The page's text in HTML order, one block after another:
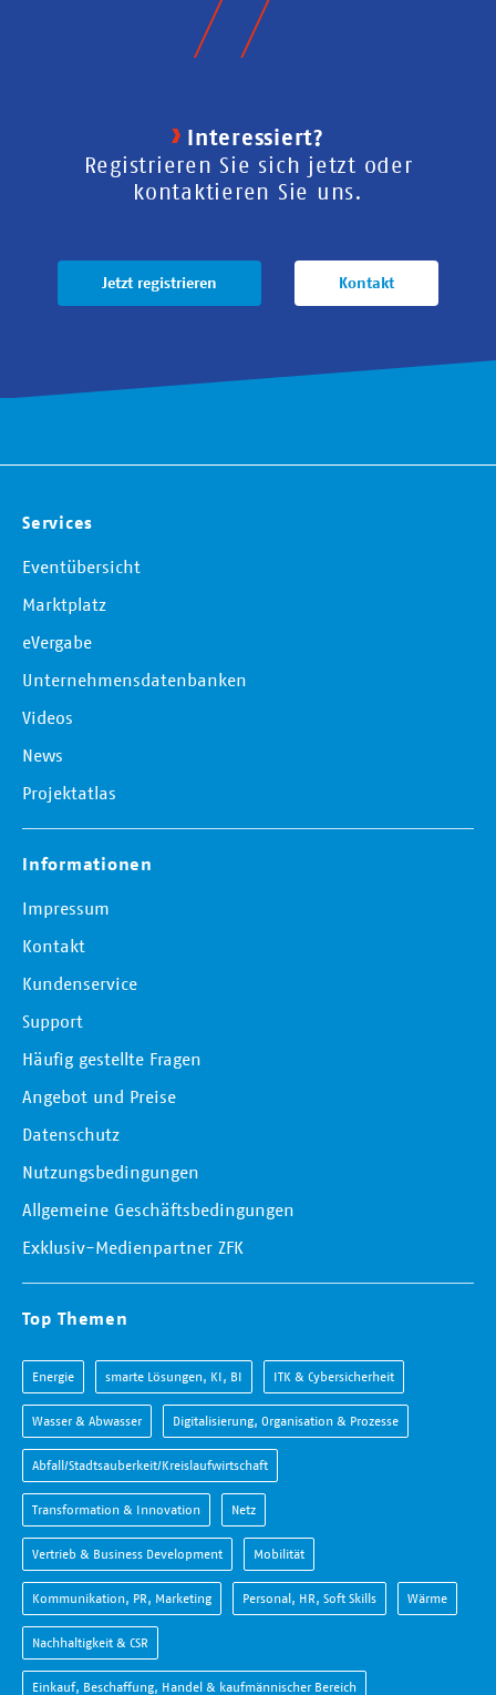
Interessiert?
Registrieren Sie sich jetzt oder
kontaktieren Sie uns.
Jetzt registrieren Kontakt
Services
Eventübersicht
Marktplatz
eVergabe
Unternehmensdatenbanken
Videos
News
Projektatlas
Informationen
Impressum
Kontakt
Kundenservice
Support
Häufig gestellte Fragen
Angebot und Preise
Datenschutz
Nutzungsbedingungen
Allgemeine Geschäftsbedingungen
Exklusiv-Medienpartner ZFK
Top Themen
Energie smarte Lösungen, KI, BI ITK & Cybersicherheit
Wasser & Abwasser Digitalisierung, Organisation & Prozesse
Abfall/Stadtsauberkeit/Kreislaufwirtschaft
Transformation & Innovation Netz
Vertrieb & Business Development Mobilität
Kommunikation, PR, Marketing Personal, HR, Soft Skills Wärme
Nachhaltigkeit & CSR
Einkauf, Beschaffung, Handel & kaufmännischer Bereich